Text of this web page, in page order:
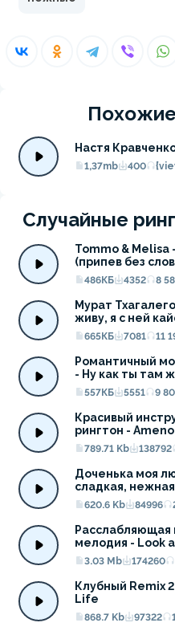
Настя
1,37mb 400
Случайные
Tommo & Melisa
(припев без
486КБ 4352 8
Мурат
живу, я с ней
665КБ 7081 11
Романтичный
- Ну как ты там
557КБ 5551 9
Красивый
рингтон - Ameno
789.71 Kb 138792
Доченька моя
сладкая, нежная
620.6 Kb 84996
Расслабляющая
мелодия - Look
3.03 Mb 174260
Клубный Remix
Life
868.7 Kb 97322